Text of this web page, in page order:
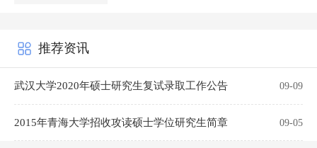
推荐资讯
武汉大学2020年硕士研究生复试录取工作公告 09-09
2015年青海大学招收攻读硕士学位研究生简章 09-05